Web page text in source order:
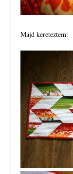
Majd kereteztem: